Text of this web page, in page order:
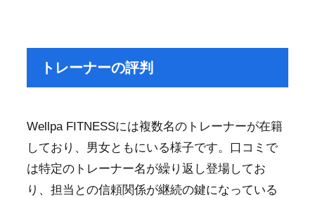
トレーナーの評判
Wellpa FITNESSには複数名のトレーナーが在籍
しており、男女ともにいる様子です。口コミで
は特定のトレーナー名が繰り返し登場してお
り、担当との信頼関係が継続の鍵になっている